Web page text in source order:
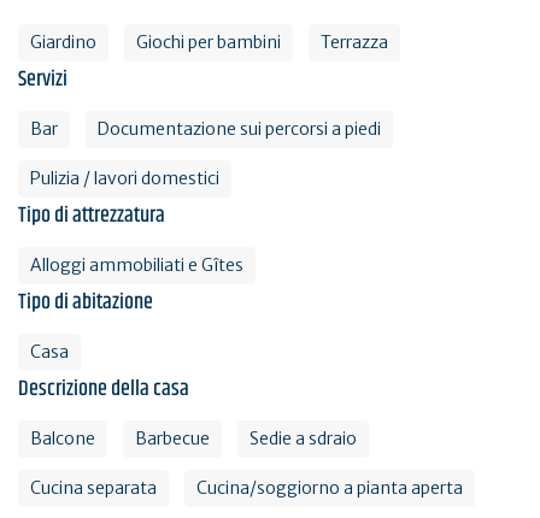
Giardino Giochi per bambini Terrazza
Servizi
Bar Documentazione sui percorsi a piedi
Pulizia / lavori domestici
Tipo di attrezzatura
Alloggi ammobiliati e Gîtes
Tipo di abitazione
Casa
Descrizione della casa
Balcone Barbecue Sedie a sdraio
Cucina separata Cucina/soggiorno a pianta aperta